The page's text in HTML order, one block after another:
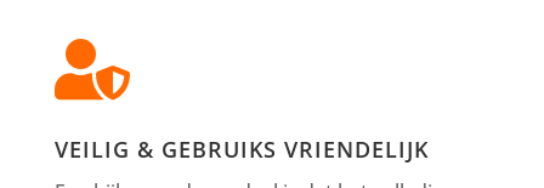

VEILIG & GEBRUIKS VRIENDELIJK